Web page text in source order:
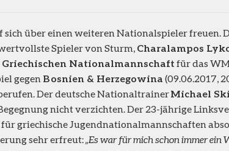
sich über einen weiteren Nationalspieler freuen.
Spieler von Sturm, Charalampos
Griechischen Nationalmannschaft für das
gegen Bosnien & Herzegowina (09.06.2017,
Der deutsche NationaltrainerMichael
Begegnung nicht verzichten. Der 23-jährige
für griechische Jugendnationalmannschaften
sehr erfreut: „Es war für mich schon immer ein